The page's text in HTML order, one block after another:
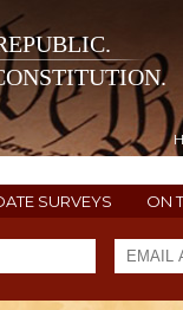
SURVEYS ON